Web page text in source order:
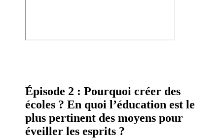
Épisode 2 : Pourquoi créer des
écoles ? En quoi l’éducation est le
plus pertinent des moyens pour
éveiller les esprits ?